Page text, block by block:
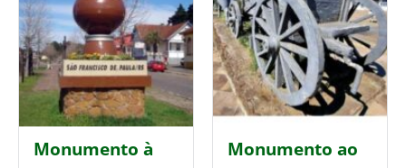
Monumento à
Monumento ao